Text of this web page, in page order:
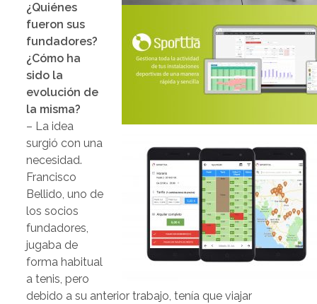
¿Quiénes
fueron sus
fundadores?
¿Cómo ha
sido la
evolución de
la misma?
– La idea
surgió con una
necesidad.
Francisco
Bellido, uno de
los socios
fundadores,
jugaba de
forma habitual
a tenis, pero
debido a su anterior trabajo, tenía que viajar